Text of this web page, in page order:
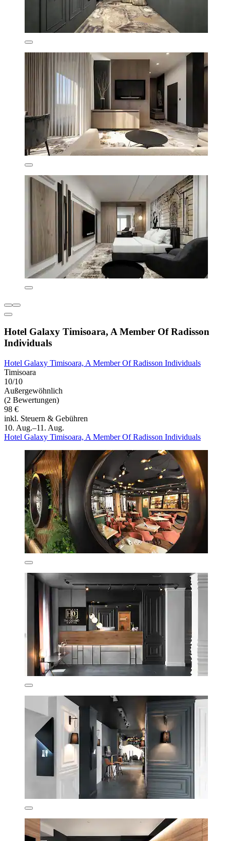
Hotel Galaxy Timisoara, A Member Of Radisson
Individuals
Hotel Galaxy Timisoara, A Member Of Radisson Individuals
Timisoara
10/10
Außergewöhnlich
(2 Bewertungen)
98 €
inkl. Steuern & Gebühren
10. Aug.–11. Aug.
Hotel Galaxy Timisoara, A Member Of Radisson Individuals